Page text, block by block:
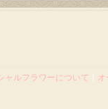
ャルフラワーについて オ